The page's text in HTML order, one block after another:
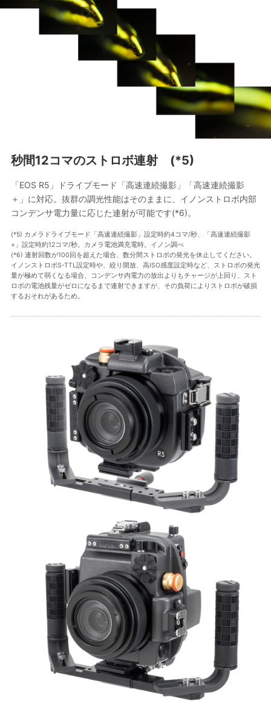
秒間12コマのストロボ連射 (*5)
「EOS R5」ドライブモード「高速連続撮影」「高速連続撮影
＋」に対応。抜群の調光性能はそのままに、イノンストロボ内部
コンデンサ電力量に応じた連射が可能です(*6)。
(*5) カメラドライブモード「高速連続撮影」設定時約4コマ/秒、「高速連続撮影
+」設定時約12コマ/秒。カメラ電池満充電時。イノン調べ
(*6) 連射回数が100回を超えた場合、数分間ストロボの発光を休止してください。
イノンストロボS-TTL設定時や、絞り開放、高ISO感度設定時など、ストロボの発光
量が極めて弱くなる場合、コンデンサ内電力の放出よりもチャージが上回り、スト
ロボの電池残量がゼロになるまで連射できますが、その負荷によりストロボが破損
するおそれがあるため。